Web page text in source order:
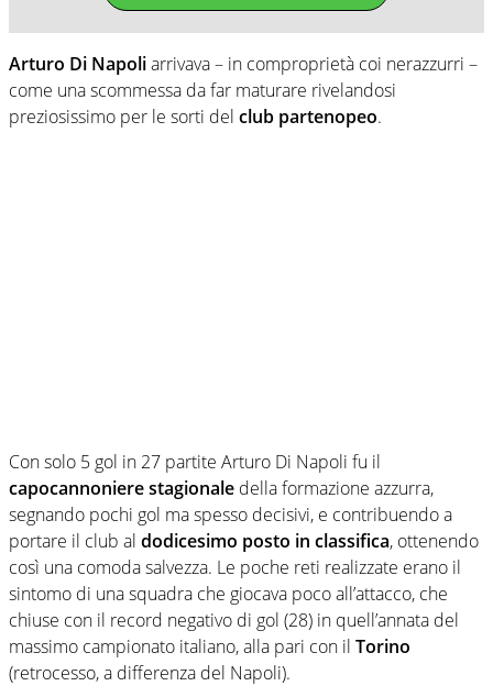
Arturo Di Napoliarrivava – in comproprietà coi nerazzurri –
come una scommessa da far maturare rivelandosi
preziosissimo per le sorti del club partenopeo.
Con solo 5 gol in 27 partite Arturo Di Napoli fu il
capocannoniere stagionale della formazione azzurra,
segnando pochi gol ma spesso decisivi, e contribuendo a
portare il club al dodicesimo posto in classifica, ottenendo
così una comoda salvezza. Le poche reti realizzate erano il
sintomo di una squadra che giocava poco all’attacco, che
chiuse con il record negativo di gol (28) in quell’annata del
massimo campionato italiano, alla pari con il Torino
(retrocesso, a differenza del Napoli).